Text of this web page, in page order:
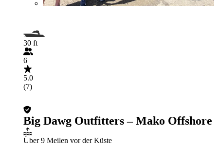
30 ft
6
5.0
(7)
Big Dawg Outfitters – Mako Offshore
Über 9 Meilen vor der Küste